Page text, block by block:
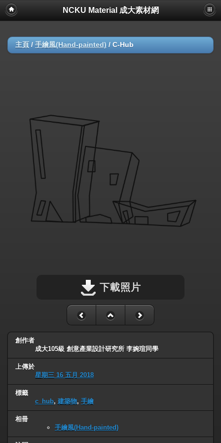
NCKU Material 成大素材網
主頁 / 手繪風(Hand-painted) / C-Hub
下載照片
創作者
成大105級 創意產業設計研究所 李婉瑄同學
上傳於
星期三 16 五月 2018
標籤
c_hub, 建築物, 手繪
相冊
手繪風(Hand-painted)